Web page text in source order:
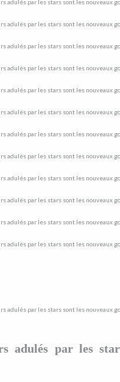
adulés par les